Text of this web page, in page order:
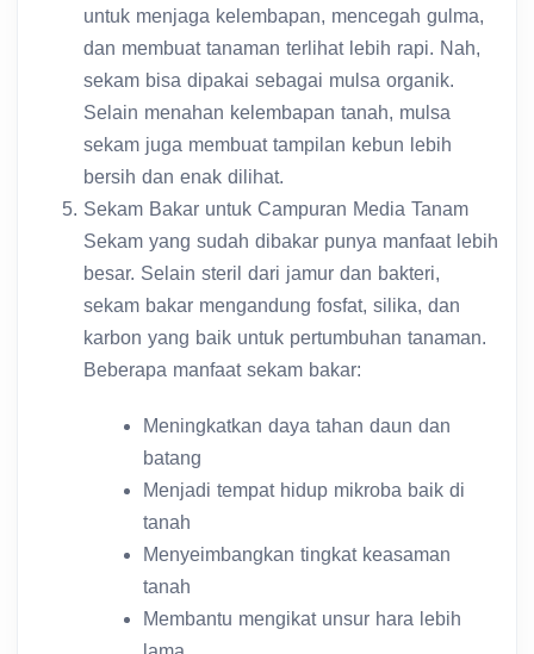
untuk menjaga kelembapan, mencegah gulma,
dan membuat tanaman terlihat lebih rapi. Nah,
sekam bisa dipakai sebagai mulsa organik.
Selain menahan kelembapan tanah, mulsa
sekam juga membuat tampilan kebun lebih
bersih dan enak dilihat.
Sekam Bakar untuk Campuran Media Tanam
Sekam yang sudah dibakar punya manfaat lebih
besar. Selain steril dari jamur dan bakteri,
sekam bakar mengandung fosfat, silika, dan
karbon yang baik untuk pertumbuhan tanaman.
Beberapa manfaat sekam bakar:
Meningkatkan daya tahan daun dan
batang
Menjadi tempat hidup mikroba baik di
tanah
Menyeimbangkan tingkat keasaman
tanah
Membantu mengikat unsur hara lebih